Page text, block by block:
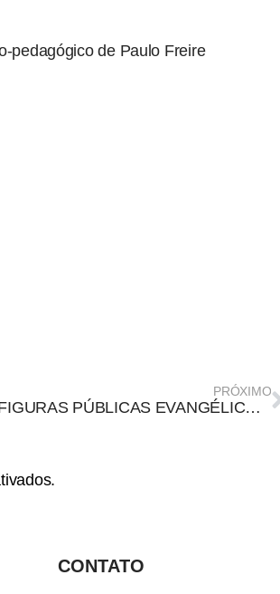
pedagógico de Paulo Freire
PRÓXIMO
SITES E FIGURAS PÚBLICAS EVANGÉLICAS REPRODUZEM POSICIONAMENTOS DE BOLSONARO SOBRE VOTO IMPRESSO E ELEIÇÕES 2022
CONTATO